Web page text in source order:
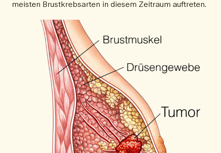
meisten Brustkrebsarten in diesem Zeitraum auftreten.